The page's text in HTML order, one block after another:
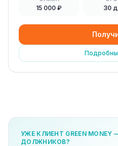
15 000 ₽ 30
УЖЕ КЛИЕНТ GREEN
ДОЛЖНИКОВ?